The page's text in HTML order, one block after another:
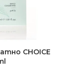
CHOICE